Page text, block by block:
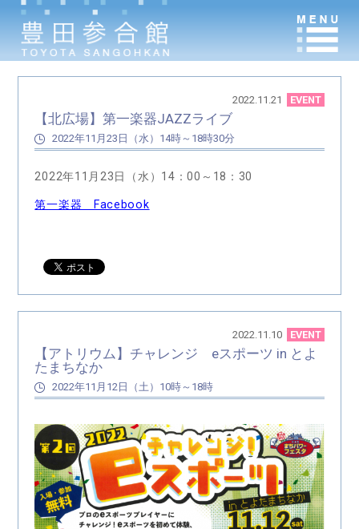
EVENT
2022.11.21
【北広場】第一楽器JAZZライブ
2022年11月23日（水）14時～18時30分
2022年11月23日（水）14：00～18：30
第一楽器 Facebook
EVENT
2022.11.10
【アトリウム】チャレンジ eスポーツ in とよ
たまちなか
2022年11月12日（土）10時～18時